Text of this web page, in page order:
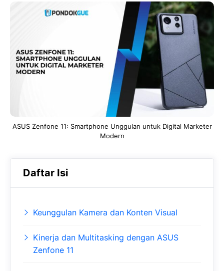
b
o
o
k
s
A
p
e
g
r
a
ASUS Zenfone 11: Smartphone Unggulan untuk Digital Marketer
Modern
Daftar Isi
Keunggulan Kamera dan Konten Visual
Kinerja dan Multitasking dengan ASUS
Zenfone 11